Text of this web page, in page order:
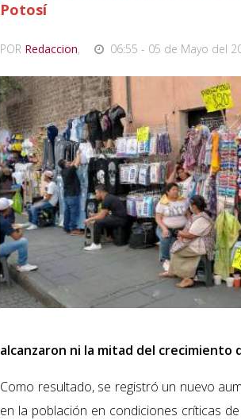
Potosí
POR Redaccion, 06:55 - 05 de Mayo del
alcanzaron ni la mitad del crecimiento
Como resultado, se registró un nuevo
en la población en condiciones críticas